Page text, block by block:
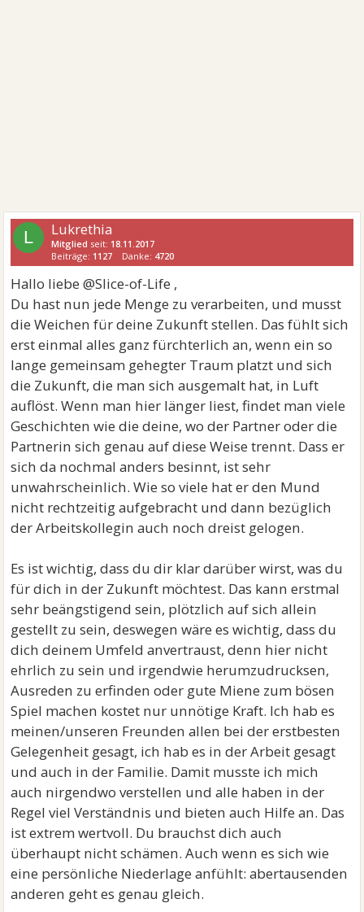
L Lukrethia
Mitglied seit: 18.11.2017
Beiträge: 1127 Danke: 4720
Hallo liebe @Slice-of-Life ,
Du hast nun jede Menge zu verarbeiten, und musst
die Weichen für deine Zukunft stellen. Das fühlt sich
erst einmal alles ganz fürchterlich an, wenn ein so
lange gemeinsam gehegter Traum platzt und sich
die Zukunft, die man sich ausgemalt hat, in Luft
auflöst. Wenn man hier länger liest, findet man viele
Geschichten wie die deine, wo der Partner oder die
Partnerin sich genau auf diese Weise trennt. Dass er
sich da nochmal anders besinnt, ist sehr
unwahrscheinlich. Wie so viele hat er den Mund
nicht rechtzeitig aufgebracht und dann bezüglich
der Arbeitskollegin auch noch dreist gelogen.
Es ist wichtig, dass du dir klar darüber wirst, was du
für dich in der Zukunft möchtest. Das kann erstmal
sehr beängstigend sein, plötzlich auf sich allein
gestellt zu sein, deswegen wäre es wichtig, dass du
dich deinem Umfeld anvertraust, denn hier nicht
ehrlich zu sein und irgendwie herumzudrucksen,
Ausreden zu erfinden oder gute Miene zum bösen
Spiel machen kostet nur unnötige Kraft. Ich hab es
meinen/unseren Freunden allen bei der erstbesten
Gelegenheit gesagt, ich hab es in der Arbeit gesagt
und auch in der Familie. Damit musste ich mich
auch nirgendwo verstellen und alle haben in der
Regel viel Verständnis und bieten auch Hilfe an. Das
ist extrem wertvoll. Du brauchst dich auch
überhaupt nicht schämen. Auch wenn es sich wie
eine persönliche Niederlage anfühlt: abertausenden
anderen geht es genau gleich.